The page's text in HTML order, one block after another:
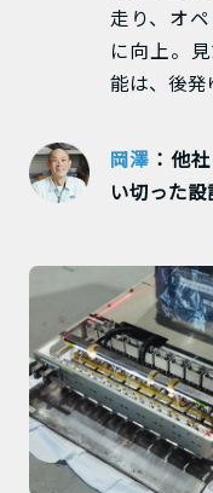
走り、オ
に向上。
能は、後発
岡澤 ：他
い切った設